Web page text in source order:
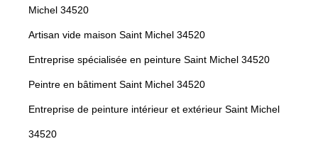
Michel 34520
Artisan vide maison Saint Michel 34520
Entreprise spécialisée en peinture Saint Michel 34520
Peintre en bâtiment Saint Michel 34520
Entreprise de peinture intérieur et extérieur Saint Michel
34520